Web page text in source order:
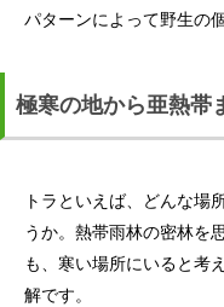
パターンによって野生の
極寒の地から亜熱帯
トラといえば、どんな場
うか。熱帯雨林の密林を
も、寒い場所にいると考
解です。